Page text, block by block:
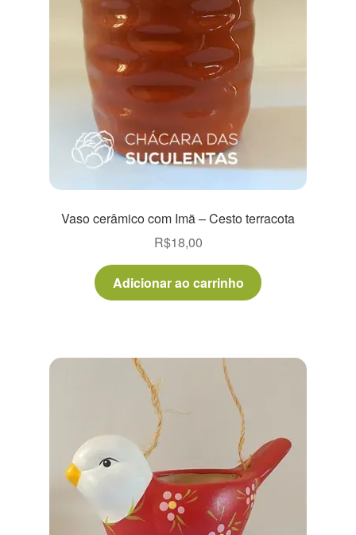
Vaso cerâmico com Imã – Cesto terracota
R$18,00
Adicionar ao carrinho